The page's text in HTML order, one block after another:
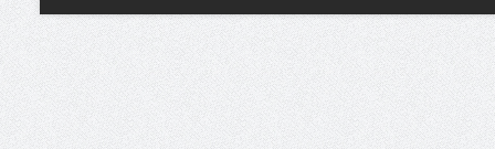
Desktop Version Mobile Version